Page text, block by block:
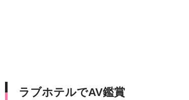
ラブホテルでAV鑑賞